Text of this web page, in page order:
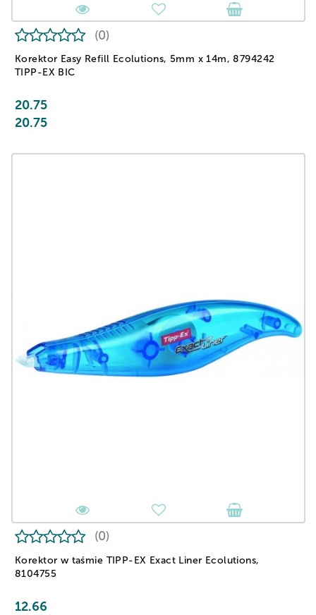
Korektor Easy Refill Ecolutions, 5mm x 14m, 8794242
TIPP-EX BIC
(0)
20.75
20.75
Korektor w taśmie TIPP-EX Exact Liner Ecolutions,
8104755
(0)
12.66